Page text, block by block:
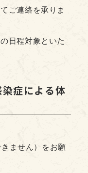
ご連絡を承りま
日程対象といた
症による体
ません）をお願